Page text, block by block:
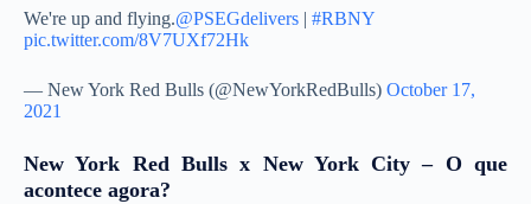
We're up and flying.@PSEGdelivers | #RBNY
pic.twitter.com/8V7UXf72Hk
— New York Red Bulls (@NewYorkRedBulls) October 17,
2021
New York Red Bulls x New York City – O que
acontece agora?